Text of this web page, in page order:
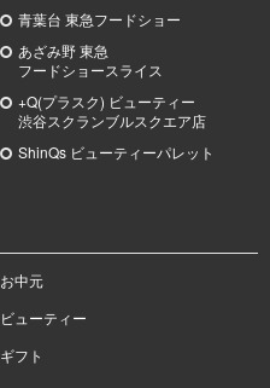
青葉台 東急フードショー
あざみ野東急
フードショースライス
+Q(プラスク) ビューティー
渋谷スクランブルスクエア店
ShinQs ビューティーパレット
お中元
ビューティー
ギフト